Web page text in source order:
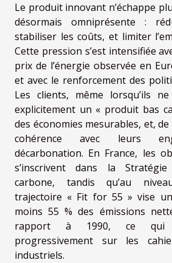
Le produit innovant n’échappe
désormais omniprésente :
stabiliser les coûts, et limiter
Cette pression s’est intensifiée
prix de l’énergie observée en
et avec le renforcement des
Les clients, même lorsqu’ils
explicitement un « produit bas
des économies mesurables, et,
cohérence avec leurs
décarbonation. En France, les
s’inscrivent dans la
carbone, tandis qu’au
trajectoire « Fit for 55 » vise
moins 55 % des émissions
rapport à 1990, ce qui
progressivement sur les
industriels.